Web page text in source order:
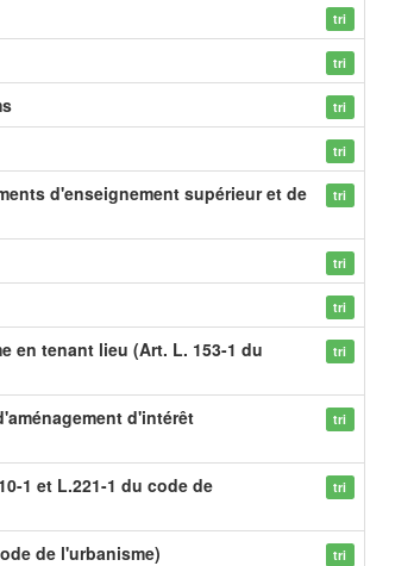
tri
tri
tri
tri
d'enseignement supérieur et de
tri
tri
tri
en tenant lieu (Art. L. 153-1 du
tri
d'intérêt
tri
1 et L.221-1 du code de
tri
de l'urbanisme) tri